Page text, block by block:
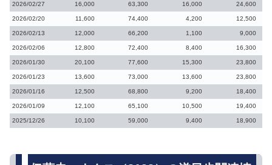
2026/02/27 16,000 63,300 16,000 24,600
2026/02/20 11,600 74,400 4,200 12,500
2026/02/13 12,000 66,200 1,100 9,000
2026/02/06 12,800 72,400 8,400 16,300
2026/01/30 20,100 77,600 15,300 23,800
2026/01/23 13,600 73,000 13,600 23,800
2026/01/16 12,500 68,800 9,200 18,400
2026/01/09 12,100 65,100 10,500 19,400
2025/12/26 10,100 59,000 9,400 18,900